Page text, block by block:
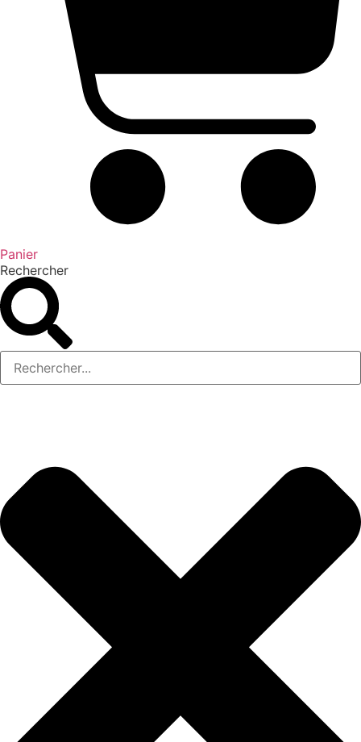
Panier
Rechercher